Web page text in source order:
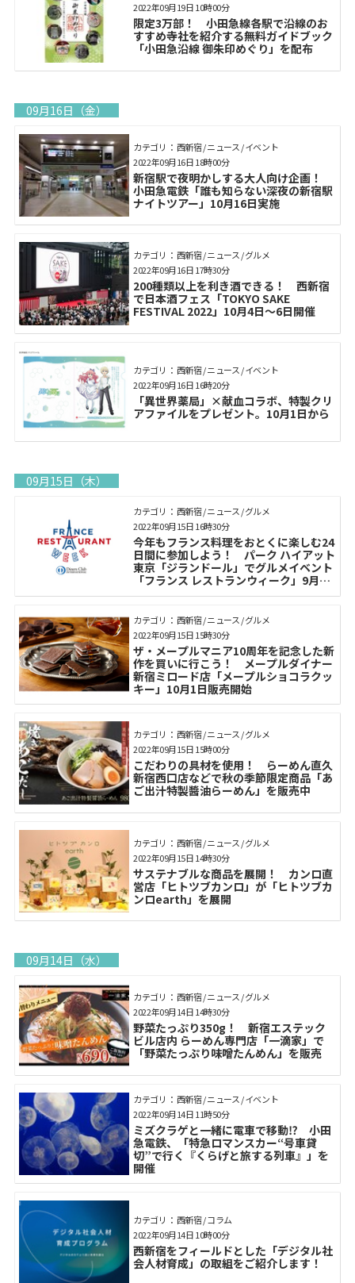
限定3万部！ 小田急線各駅で沿線のお
すすめ寺社を紹介する無料ガイドブック
「小田急沿線 御朱印めぐり」を配布
2022年09月19日 10時00分
09月16日（金）
カテゴリ： 西新宿 / ニュース / イベント
新宿駅で夜明かしする大人向け企画！
小田急電鉄「誰も知らない深夜の新宿駅
ナイトツアー」10月16日実施
2022年09月16日 18時00分
カテゴリ： 西新宿 / ニュース / グルメ
200種類以上を利き酒できる！ 西新宿
で日本酒フェス「TOKYO SAKE
FESTIVAL 2022」10月4日～6日開催
2022年09月16日 17時30分
カテゴリ： 西新宿 / ニュース / イベント
「異世界薬局」×献血コラボ、特製クリ
アファイルをプレゼント。10月1日から
2022年09月16日 16時20分
09月15日（木）
カテゴリ： 西新宿 / ニュース / グルメ
今年もフランス料理をおとくに楽しむ24
日間に参加しよう！ パーク ハイアット
東京「ジランドール」でグルメイベント
「フランス レストランウィーク」9月23
日より提供開始
2022年09月15日 16時30分
カテゴリ： 西新宿 / ニュース / グルメ
ザ・メープルマニア10周年を記念した新
作を買いに行こう！ メープルダイナー
新宿ミロード店「メープルショコラクッ
キー」10月1日販売開始
2022年09月15日 15時30分
カテゴリ： 西新宿 / ニュース / グルメ
こだわりの具材を使用！ らーめん直久
新宿西口店などで秋の季節限定商品「あ
ご出汁特製醬油らーめん」を販売中
2022年09月15日 15時00分
カテゴリ： 西新宿 / ニュース / グルメ
サステナブルな商品を展開！ カンロ直
営店「ヒトツブカンロ」が「ヒトツブカ
ンロearth」を展開
2022年09月15日 14時30分
09月14日（水）
カテゴリ： 西新宿 / ニュース / グルメ
野菜たっぷり350g！ 新宿エステック
ビル店内 らーめん専門店「一滴家」で
「野菜たっぷり味噌たんめん」を販売
2022年09月14日 14時30分
カテゴリ： 西新宿 / ニュース / イベント
ミズクラゲと一緒に電車で移動⁉ 小田
急電鉄、「特急ロマンスカー“号車貸
切”で行く『くらげと旅する列車』」を
開催
2022年09月14日 11時50分
カテゴリ： 西新宿 / コラム
西新宿をフィールドとした「デジタル社
会人材育成」の取組をご紹介します！
2022年09月14日 10時00分